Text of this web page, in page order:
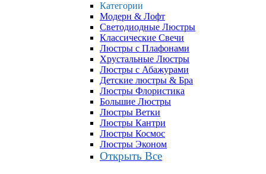
Категории
Модерн & Лофт
Светодиодные Люстры
Классические Свечи
Люстры с Плафонами
Хрустальные Люстры
Люстры с Абажурами
Детские люстры & Бра
Люстры Флористика
Большие Люстры
Люстры Ветки
Люстры Кантри
Люстры Космос
Люстры Эконом
Открыть Все